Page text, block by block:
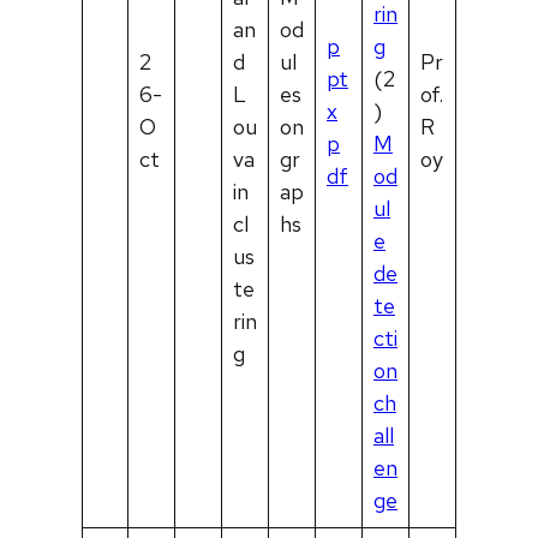
2
6-
O
ct
an
d
L
ou
va
in
cl
us
te
rin
g
od
ul
es
on
gr
ap
hs
p
pt
x
p
df
rin
g
(2
)
M
od
ul
e
de
te
cti
on
ch
all
en
ge
Pr
of.
R
oy